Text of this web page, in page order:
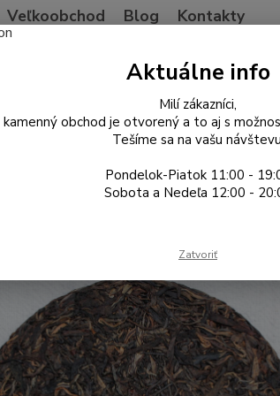
Veľkoobchod Blog Kontakty
Hľadať
2006 XinBanzhang tall tree
XinBanzhang tall tree
Aktuálne info
Milí zákazníci,
kamenný obchod je otvorený a to aj s
Tešíme sa na vašu
Pondelok-Piatok 11:00 -
Sobota a Nedeľa 12:00 -
Zatvoriť